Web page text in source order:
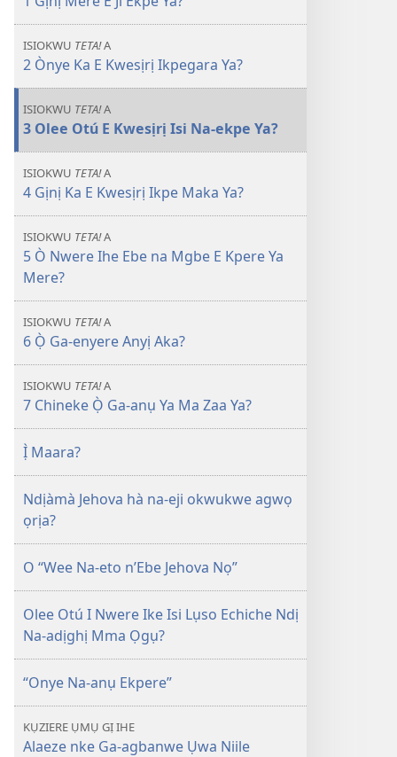
ISIOKWU TETA!A
2 Ònye Ka E Kwesịrị Ikpegara Ya?
ISIOKWU TETA!A
3 Olee Otú E Kwesịrị Isi Na-ekpe Ya?
ISIOKWU TETA!A
4 Gịnị Ka E Kwesịrị Ikpe Maka Ya?
ISIOKWU TETA!A
5 Ò Nwere Ihe Ebe na Mgbe E Kpere Ya
Mere?
ISIOKWU TETA!A
6 Ọ̀ Ga-enyere Anyị Aka?
ISIOKWU TETA!A
7 Chineke Ọ̀ Ga-anụ Ya Ma Zaa Ya?
Ị̀ Maara?
Ndịàmà Jehova hà na-eji okwukwe agwọ
ọrịa?
O “Wee Na-eto n’Ebe Jehova Nọ”
Olee Otú I Nwere Ike Isi Lụso Echiche Ndị
Na-adịghị Mma Ọgụ?
“Onye Na-anụ Ekpere”
KỤZIERE ỤMỤ GỊ IHE
Alaeze nke Ga-agbanwe Ụwa Niile